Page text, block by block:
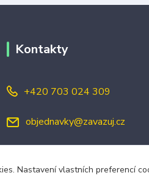
Kontakty
+420 703 024 309
objednavky@zavazuj.cz
Nastavení vlastních preferencí